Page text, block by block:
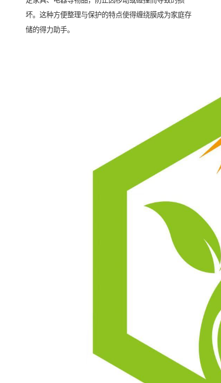
坏。这种方便整理与保护的特点使得缠绕膜成为家庭存
储的得力助手。